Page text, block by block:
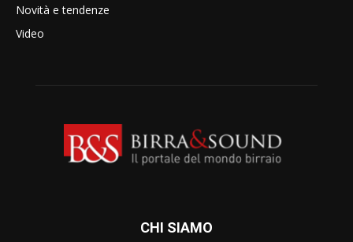
Novità e tendenze
Video
CHI SIAMO